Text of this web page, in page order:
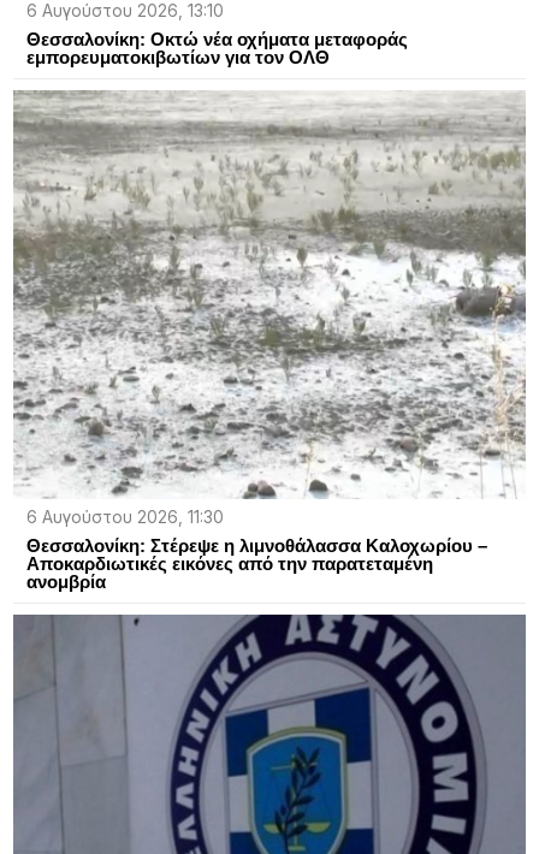
6 Αυγούστου 2026, 13:10
Θεσσαλονίκη: Οκτώ νέα οχήματα μεταφοράς
εμπορευματοκιβωτίων για τον ΟΛΘ
6 Αυγούστου 2026, 11:30
Θεσσαλονίκη: Στέρεψε η λιμνοθάλασσα Καλοχωρίου –
Αποκαρδιωτικές εικόνες από την παρατεταμένη
ανομβρία